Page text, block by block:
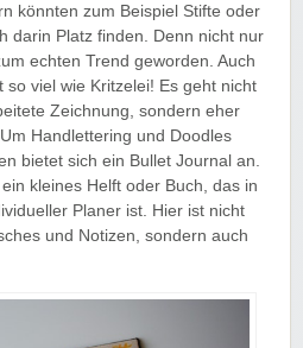
könnten zum Beispiel Stifte oder
darin Platz finden. Denn nicht nur
echten Trend geworden. Auch
so viel wie Kritzelei! Es geht nicht
Zeichnung, sondern eher
Handlettering und Doodles
bietet sich ein Bullet Journal an.
kleines Helft oder Buch, das in
Planer ist. Hier ist nicht
und Notizen, sondern auch